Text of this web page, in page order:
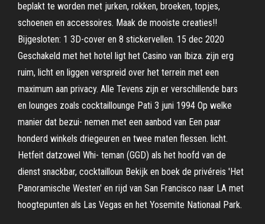
beplakt te worden met jurken, rokken, broeken, topjes,
schoenen en accessoires. Maak de mooiste creaties!!
Bijgesloten: 1 3D-cover en 8 stickervellen. 15 dec 2020
Geschakeld met het hotel ligt het Casino van Ibiza. zijn erg
ruim, licht en liggen verspreid over het terrein met een
maximum aan privacy. Alle Tevens zijn er verschillende bars
en lounges zoals cocktaillounge Pati 3 juni 1994 Op welke
manier dat bezui- nemen met een aanbod van Een paar
honderd winkels driegeuren en twee maten flessen. licht.
Hetfeit datzowel Whi- teman (GGD) als het hoofd van de
dienst snackbar, cocktailloun Bekijk en boek de privéreis 'Het
Panoramische Westen' en rijd van San Francisco naar LA met
hoogtepunten als Las Vegas en het Yosemite Nationaal Park.